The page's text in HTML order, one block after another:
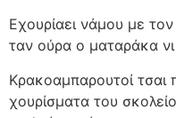
Εχουρίαει νάμου με
ταν ούρα ο ματαράκα
Κρακοαμπαρουτοί τσαι
χουρίσματα του